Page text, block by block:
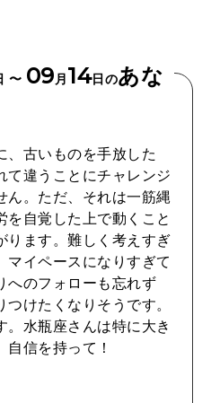
いろいろ
できること
を耕す
生って？
〜 09 月14日のあな
、古いものを手放した
て違うことにチャレンジ
ん。ただ、それは一筋縄
を自覚した上で動くこと
ります。難しく考えすぎ
マイペースになりすぎて
へのフォローも忘れず
けたくなりそうです。
。水瓶座さんは特に大き
自信を持って！